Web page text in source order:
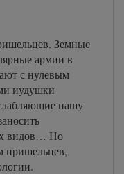
Земные
армии в
с нулевым
иудушки
нашу
видов… Но
пришельцев,